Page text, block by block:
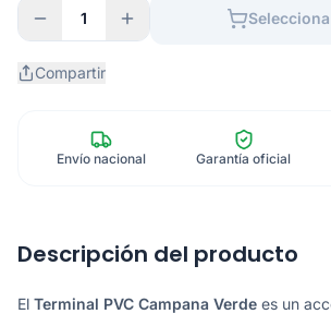
1
Compartir
Envío nacional Garantía oficial
Descripción del producto
El Terminal PVC Campana Verde es un